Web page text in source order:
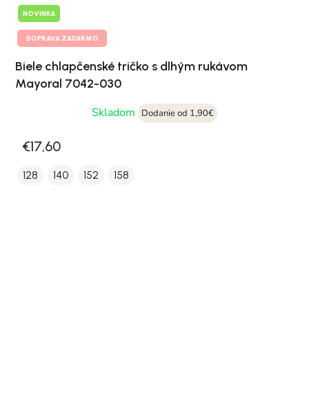
NOVINKA
DOPRAVA ZADARMO
Biele chlapčenské tričko s dlhým rukávom
Mayoral 7042-030
Skladom
Dodanie od 1,90€
€17,60
128 140 152 158